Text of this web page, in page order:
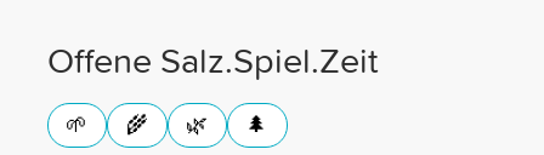
Offene Salz.Spiel.Zeit